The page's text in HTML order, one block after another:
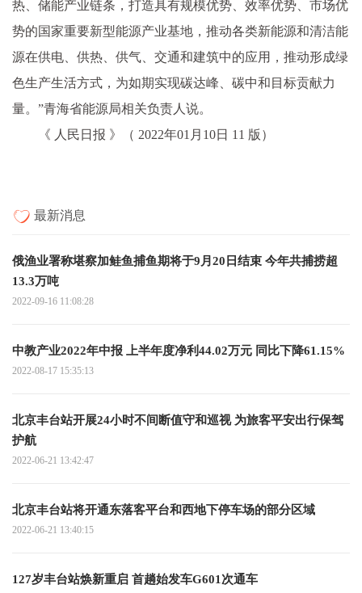
热、储能产业链条，打造具有规模优势、效率优势、市场优
势的国家重要新型能源产业基地，推动各类新能源和清洁能
源在供电、供热、供气、交通和建筑中的应用，推动形成绿
色生产生活方式，为如期实现碳达峰、碳中和目标贡献力
量。”青海省能源局相关负责人说。
《 人民日报 》（ 2022年01月10日 11 版）
最新消息
俄渔业署称堪察加鲑鱼捕鱼期将于9月20日结束 今年共捕捞超
13.3万吨
2022-09-16 11:08:28
中教产业2022年中报 上半年度净利44.02万元 同比下降61.15%
2022-08-17 15:35:13
北京丰台站开展24小时不间断值守和巡视 为旅客平安出行保驾
护航
2022-06-21 13:42:47
北京丰台站将开通东落客平台和西地下停车场的部分区域
2022-06-21 13:40:15
127岁丰台站焕新重启 首趟始发车G601次通车